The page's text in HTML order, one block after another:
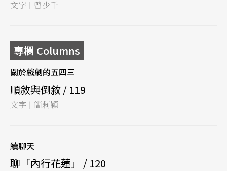
文字 | 曾少千
專欄 Columns
關於戲劇的五四三
順敘與倒敘 / 119
文字 | 簡莉穎
續聊天
聊「內行花蓮」 / 120